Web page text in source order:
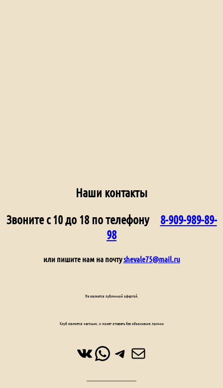
Наши контакты
Звоните с 10 до 18 по телефону
8-909-989-89-
98
или пишите нам на почтуshevale75@mail.ru
ВКонтакте
WhatsApp
Telegram
Почта